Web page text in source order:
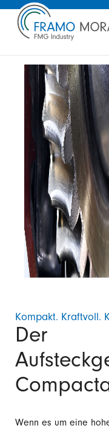
Kompakt. Kraftvoll.
Der
Wenn es um eine